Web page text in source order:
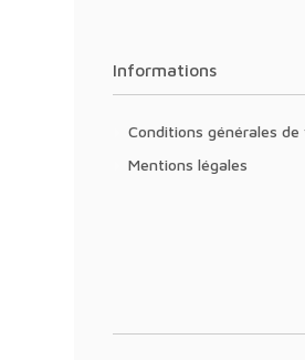
Informations
Conditions générales
Mentions légales